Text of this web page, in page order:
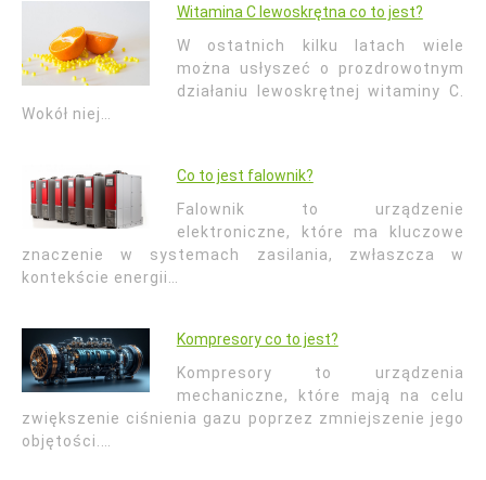
Witamina C lewoskrętna co to jest?
W ostatnich kilku latach wiele
można usłyszeć o prozdrowotnym
działaniu lewoskrętnej witaminy C.
Wokół niej…
Co to jest falownik?
Falownik to urządzenie
elektroniczne, które ma kluczowe
znaczenie w systemach zasilania, zwłaszcza w
kontekście energii…
Kompresory co to jest?
Kompresory to urządzenia
mechaniczne, które mają na celu
zwiększenie ciśnienia gazu poprzez zmniejszenie jego
objętości.…